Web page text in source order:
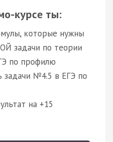
курсе ты:
которые нужны
задачи по теории
по профилю
задачи №4.5 в ЕГЭ по
на +15